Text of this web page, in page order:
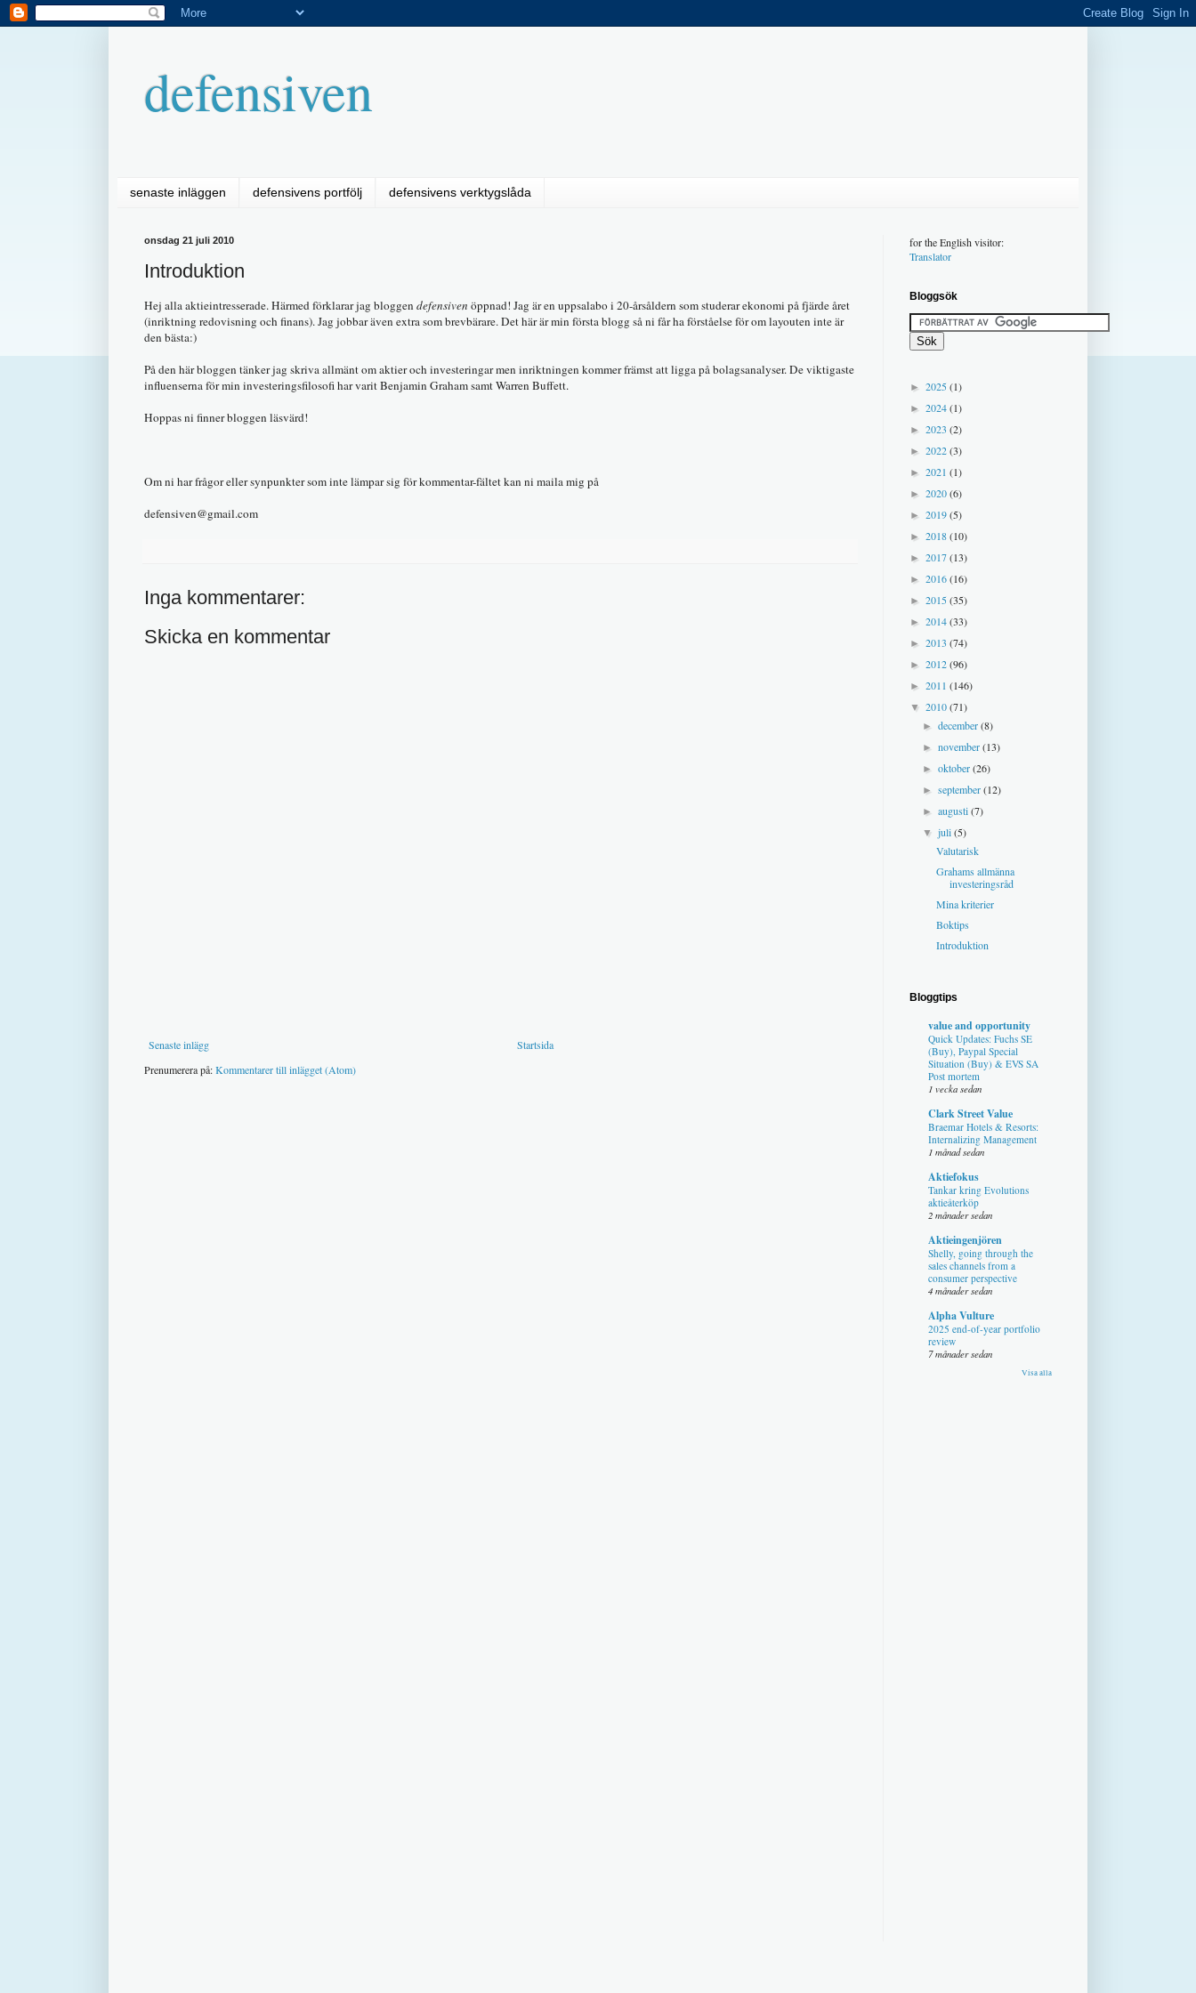
defensiven
senaste inläggen defensivens portfölj defensivens verktygslåda
onsdag 21 juli 2010
Introduktion
Hej alla aktieintresserade. Härmed förklarar jag bloggen defensiven öppnad! Jag är en uppsalabo i 20-årsåldern som studerar ekonomi på fjärde året
(inriktning redovisning och finans). Jag jobbar även extra som brevbärare. Det här är min första blogg så ni får ha förståelse för om layouten inte är
den bästa:)
På den här bloggen tänker jag skriva allmänt om aktier och investeringar men inriktningen kommer främst att ligga på bolagsanalyser. De viktigaste
influenserna för min investeringsfilosofi har varit Benjamin Graham samt Warren Buffett.
Hoppas ni finner bloggen läsvärd!
Om ni har frågor eller synpunkter som inte lämpar sig för kommentar-fältet kan ni maila mig på
defensiven@gmail.com
Inga kommentarer:
Skicka en kommentar
Senaste inlägg
Startsida
Prenumerera på:Kommentarer till inlägget (Atom)
for the English visitor:
Translator
Bloggsök
► 2025(1)
► 2024(1)
► 2023 (2)
► 2022(3)
► 2021 (1)
► 2020(6)
► 2019(5)
► 2018(10)
► 2017(13)
► 2016(16)
► 2015(35)
► 2014(33)
► 2013 (74)
► 2012(96)
► 2011 (146)
▼ 2010(71)
►december(8)
►november(13)
►oktober(26)
►september(12)
►augusti(7)
▼juli(5)
Valutarisk
Grahams allmänna
investeringsråd
Mina kriterier
Boktips
Introduktion
Bloggtips
value and opportunity
Quick Updates: Fuchs SE
(Buy), Paypal Special
Situation (Buy) & EVS SA
Post mortem
1 vecka sedan
Clark Street Value
Braemar Hotels & Resorts:
Internalizing Management
1 månad sedan
Aktiefokus
Tankar kring Evolutions
aktieåterköp
2 månader sedan
Aktieingenjören
Shelly, going through the
sales channels from a
consumer perspective
4 månader sedan
Alpha Vulture
2025 end-of-year portfolio
review
7 månader sedan
Visa alla